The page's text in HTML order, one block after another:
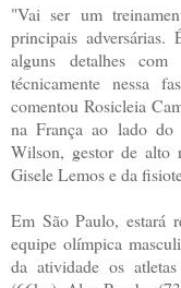
"Vai ser um
principais adversárias.
alguns detalhes
técnicamente nessa
comentou Rosicleia
na França ao lado do
Wilson, gestor de alto
Gisele Lemos e da
Em São Paulo, estará
equipe olímpica
da atividade os